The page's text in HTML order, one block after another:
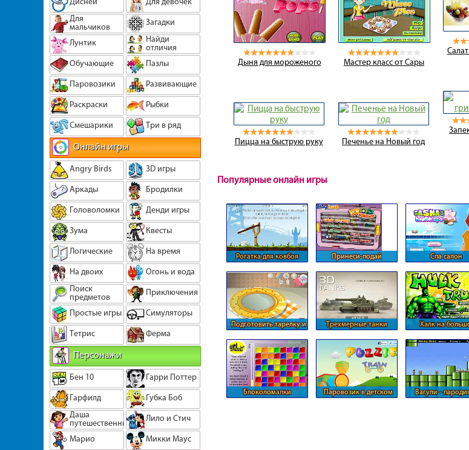
Для
мальчиков
Загадки
Лунтик
Найди
отличия
Обучающие
Пазлы
Паровозики
Развивающие
Раскраски
Рыбки
Смешарики
Три в ряд
Онлайн игры
Angry Birds
3D игры
Аркады
Бродилки
Головоломки
Денди игры
Зума
Квесты
Логические
На время
На двоих
Огонь и вода
Поиск
предметов
Приключения
Простые игры
Симуляторы
Тетрис
Ферма
Персонажи
Бен 10
Гарри Поттер
Гарфилд
Губка Боб
Даша
путешественница
Лило и Стич
Марио
Микки Маус
Дыня для мороженого Мастер класс от Сары
Пицца на быструю руку Печенье на Новый год
Популярные онлайн игры
Рогатка для ковбоя Принеси-подай Спа салон
Подготовить тарелку и
Трехмерные танки
Халк на
Блоколомалки
Паровозик в детском
Вагули -